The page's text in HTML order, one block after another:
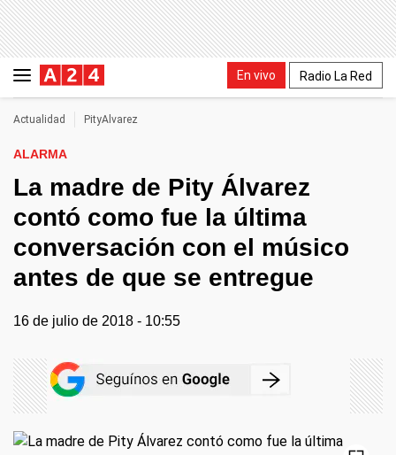
En vivo Radio La Red
Actualidad PityAlvarez
ALARMA
La madre de Pity Álvarez
contó como fue la última
conversación con el músico
antes de que se entregue
16 de julio de 2018 - 10:55